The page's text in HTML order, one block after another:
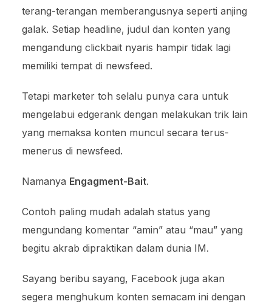
terang-terangan memberangusnya seperti anjing
galak. Setiap headline, judul dan konten yang
mengandung clickbait nyaris hampir tidak lagi
memiliki tempat di newsfeed.
Tetapi marketer toh selalu punya cara untuk
mengelabui edgerank dengan melakukan trik lain
yang memaksa konten muncul secara terus-
menerus di newsfeed.
Namanya Engagment-Bait.
Contoh paling mudah adalah status yang
mengundang komentar “amin” atau “mau” yang
begitu akrab dipraktikan dalam dunia IM.
Sayang beribu sayang, Facebook juga akan
segera menghukum konten semacam ini dengan